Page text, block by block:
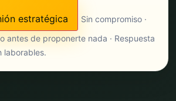
estratégica
Sin compromiso ·
antes de proponerte nada · Respuesta
laborables.